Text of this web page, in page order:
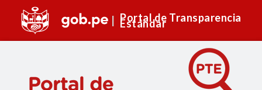
Portal de Transparencia
Estándar